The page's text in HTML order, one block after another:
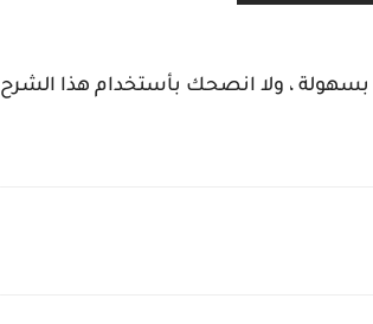
بسهولة ، ولا انصحك بأستخدام هذا الشرح